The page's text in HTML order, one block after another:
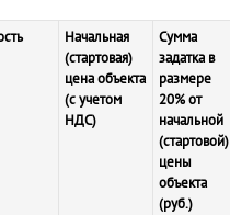
Начальная
(стартовая)
цена объекта
(с учетом
НДС)
Сумма
задатка в
размере
20% от
начальной
(стартовой)
цены
объекта
(руб.)